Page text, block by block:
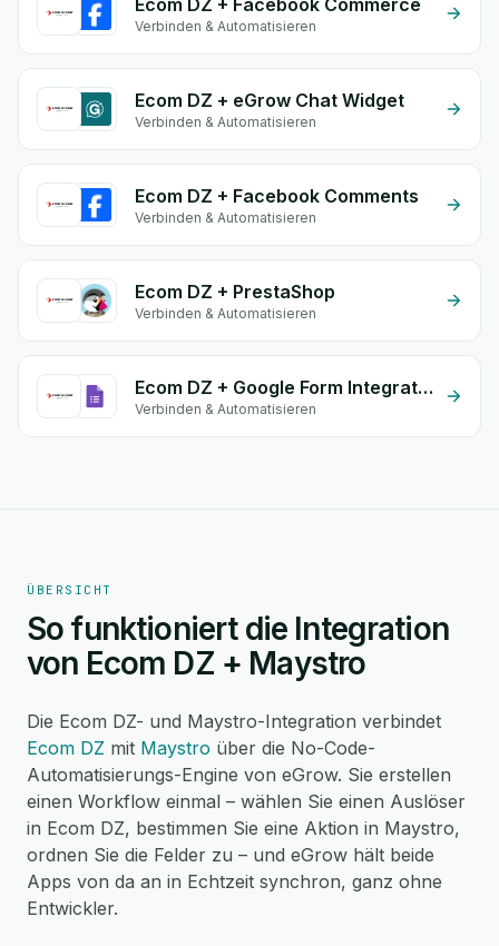
Ecom DZ + Facebook Commerce
Verbinden & Automatisieren
Ecom DZ + eGrow Chat Widget
Verbinden & Automatisieren
Ecom DZ + Facebook Comments
Verbinden & Automatisieren
Ecom DZ + PrestaShop
Verbinden & Automatisieren
Ecom DZ + Google Form Integration
Verbinden & Automatisieren
ÜBERSICHT
So funktioniert die Integration
von Ecom DZ + Maystro
Die Ecom DZ- und Maystro-Integration verbindet
Ecom DZ mit Maystro über die No-Code-
Automatisierungs-Engine von eGrow. Sie erstellen
einen Workflow einmal – wählen Sie einen Auslöser
in Ecom DZ, bestimmen Sie eine Aktion in Maystro,
ordnen Sie die Felder zu – und eGrow hält beide
Apps von da an in Echtzeit synchron, ganz ohne
Entwickler.